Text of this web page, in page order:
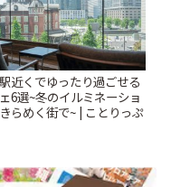
近くでゆったり過ごせる
6選~冬のイルミネーショ
らめく街で~ | ことりっぷ